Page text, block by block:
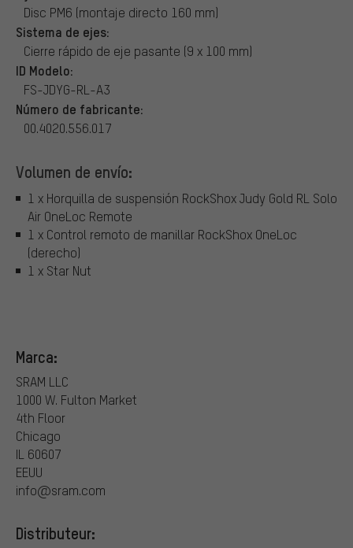
Disc PM6 (montaje directo 160 mm)
Sistema de ejes:
Cierre rápido de eje pasante (9 x 100 mm)
ID Modelo:
FS-JDYG-RL-A3
Número de fabricante:
00.4020.556.017
Volumen de envío:
1 x Horquilla de suspensión RockShox Judy Gold RL Solo
Air OneLoc Remote
1 x Control remoto de manillar RockShox OneLoc
(derecho)
1 x Star Nut
Marca:
SRAM LLC
1000 W. Fulton Market
4th Floor
Chicago
IL 60607
EEUU
info@sram.com
Distributeur: